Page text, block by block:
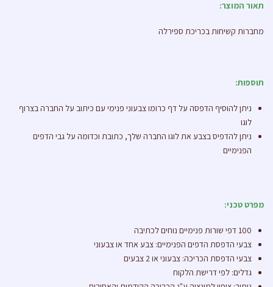
תאור המוצר:
מחברות קשיחות בכריכת ספירלה
תוספות:
ניתן להוסיף הדפסה על דף כרומו צבעוני פנימי עם כיתוב על החברה בצרוף
לוגו
ניתן להדפיס בצבע את לוגו החברה שלך, כתובת וכדומה על גבי הדפים
הפנימיים
מפרט טכני:
100 דפי שורות פנימיים נוחים לכתיבה
צבעי הדפסת הדפים הפנימיים: צבע אחד או צבעוני
צבעי הדפסת הכריכה: צבעוני או 2 צבעים
גדלים: לפי דרישת הלקוח